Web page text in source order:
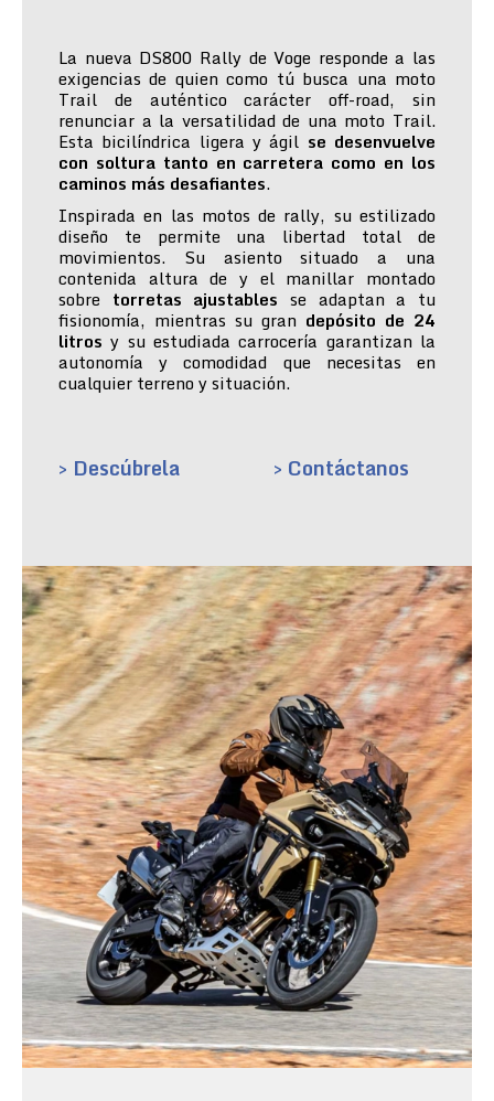
La nueva DS800 Rally de Voge responde a las
exigencias de quien como tú busca una moto
Trail de auténtico carácter off-road, sin
renunciar a la versatilidad de una moto Trail.
Esta bicilíndrica ligera y ágil se desenvuelve
con soltura tanto en carretera como en los
caminos más desafiantes.
Inspirada en las motos de rally, su estilizado
diseño te permite una libertad total de
movimientos. Su asiento situado a una
contenida altura de y el manillar montado
sobre torretas ajustables se adaptan a tu
fisionomía, mientras su gran depósito de 24
litros y su estudiada carrocería garantizan la
autonomía y comodidad que necesitas en
cualquier terreno y situación.
> Descúbrela > Contáctanos